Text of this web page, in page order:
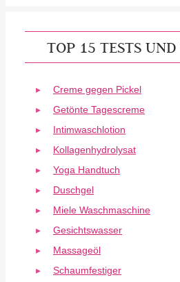
TOP 15 TESTS
Creme gegen Pickel
Getönte Tagescreme
Intimwaschlotion
Kollagenhydrolysat
Yoga Handtuch
Duschgel
Miele Waschmaschine
Gesichtswasser
Massageöl
Schaumfestiger